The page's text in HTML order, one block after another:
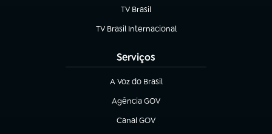
TV Brasil
(abre em nova aba)
TV Brasil Internacional
(abre em nova aba)
Serviços
A Voz do Brasil
(abre em nova aba)
Agência GOV
(abre em nova aba)
Canal GOV
(abre em nova aba)